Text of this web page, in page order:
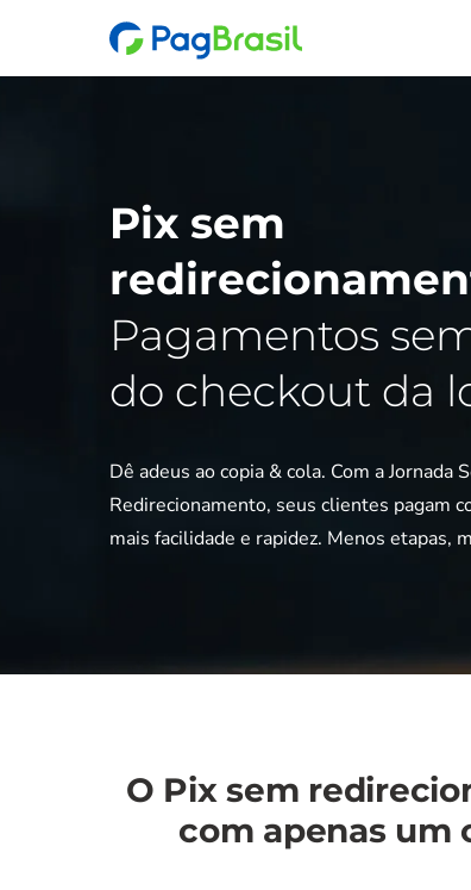
Pix sem
Pagamentos
do checkout da
Dê adeus ao copia & cola. Com a Jornada
Redirecionamento, seus clientes pagam
mais facilidade e rapidez. Menos etapas,
O Pix sem
com apenas um